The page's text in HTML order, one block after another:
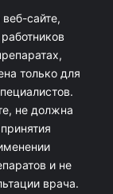
сайте,
только для
не должна
и не
врача.